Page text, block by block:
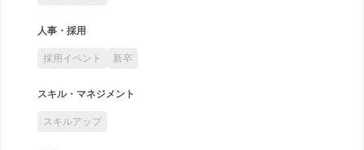
人事・採用
採用イベント 新卒
スキル・マネジメント
スキルアップ